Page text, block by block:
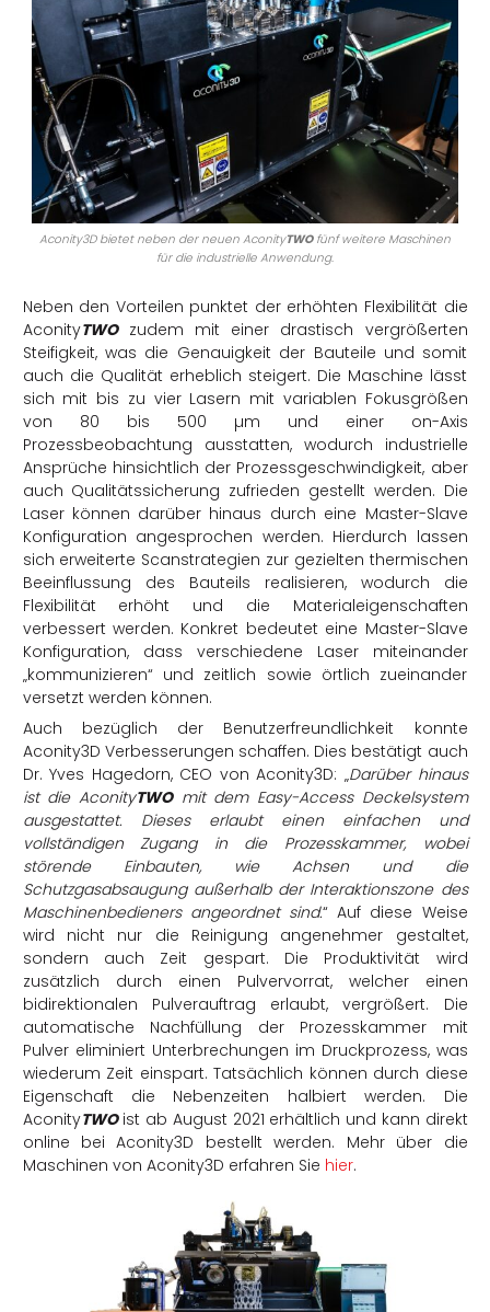
Aconity3D bietet neben der neuen AconityTWOfünf weitere Maschinen
für die industrielle Anwendung.
Neben den Vorteilen punktet der erhöhten Flexibilität die
AconityTWOzudem mit einer drastisch vergrößerten
Steifigkeit, was die Genauigkeit der Bauteile und somit
auch die Qualität erheblich steigert. Die Maschine lässt
sich mit bis zu vier Lasern mit variablen Fokusgrößen
von 80 bis 500 µm und einer on-Axis
Prozessbeobachtung ausstatten, wodurch industrielle
Ansprüche hinsichtlich der Prozessgeschwindigkeit, aber
auch Qualitätssicherung zufrieden gestellt werden. Die
Laser können darüber hinaus durch eine Master-Slave
Konfiguration angesprochen werden. Hierdurch lassen
sich erweiterte Scanstrategien zur gezielten thermischen
Beeinflussung des Bauteils realisieren, wodurch die
Flexibilität erhöht und die Materialeigenschaften
verbessert werden. Konkret bedeutet eine Master-Slave
Konfiguration, dass verschiedene Laser miteinander
„kommunizieren“ und zeitlich sowie örtlich zueinander
versetzt werden können.
Auch bezüglich der Benutzerfreundlichkeit konnte
Aconity3D Verbesserungen schaffen. Dies bestätigt auch
Dr. Yves Hagedorn, CEO von Aconity3D: „Darüber hinaus
ist die AconityTWOmit dem Easy-Access Deckelsystem
ausgestattet. Dieses erlaubt einen einfachen und
vollständigen Zugang in die Prozesskammer, wobei
störende Einbauten, wie Achsen und die
Schutzgasabsaugung außerhalb der Interaktionszone des
Maschinenbedieners angeordnet sind.“Auf diese Weise
wird nicht nur die Reinigung angenehmer gestaltet,
sondern auch Zeit gespart. Die Produktivität wird
zusätzlich durch einen Pulvervorrat, welcher einen
bidirektionalen Pulverauftrag erlaubt, vergrößert. Die
automatische Nachfüllung der Prozesskammer mit
Pulver eliminiert Unterbrechungen im Druckprozess, was
wiederum Zeit einspart. Tatsächlich können durch diese
Eigenschaft die Nebenzeiten halbiert werden. Die
AconityTWOist ab August 2021 erhältlich und kann direkt
online bei Aconity3D bestellt werden. Mehr über die
Maschinen von Aconity3D erfahren Sie hier.